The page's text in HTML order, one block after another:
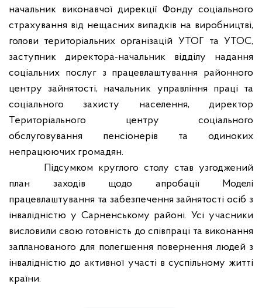
начальник виконавчої дирекції Фонду соціального
страхування від нещасних випадків на виробництві,
голови територіальних організацій УТОГ та УТОС,
заступник директора-начальник відділу надання
соціальних послуг з працевлаштування районного
центру зайнятості, начальник управління праці та
соціального захисту населення, директор
Територіального центру соціального
обслуговування пенсіонерів та одиноких
непрацюючих громадян.
Підсумком круглого столу став узгоджений
план заходів щодо апробації Моделі
працевлаштування та забезпечення зайнятості осіб з
інвалідністю у Сарненському районі. Усі учасники
висловили свою готовність до співпраці та виконання
запланованого для полегшення повернення людей з
інвалідністю до активної участі в суспільному житті
країни.